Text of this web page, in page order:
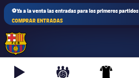
⚽Ya a la venta las entradas para los primeros partidos
COMPRAR ENTRADAS
b-play culers-ball uniform